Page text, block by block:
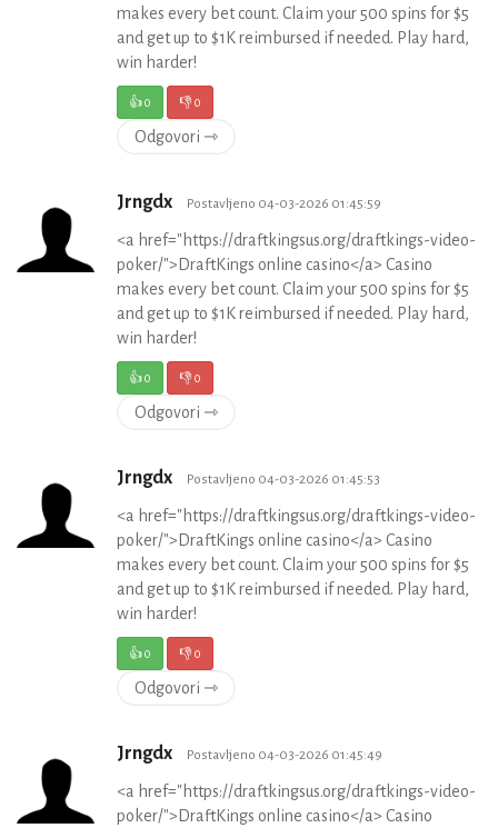
makes every bet count. Claim your 500 spins for $5
and get up to $1K reimbursed if needed. Play hard,
win harder!
👍0 👎0
Odgovori ⇾
Jrngdx Postavljeno 04-03-2026 01:45:59
<a href="https://draftkingsus.org/draftkings-video-
poker/">DraftKings online casino</a> Casino
makes every bet count. Claim your 500 spins for $5
and get up to $1K reimbursed if needed. Play hard,
win harder!
👍0 👎0
Odgovori ⇾
Jrngdx Postavljeno 04-03-2026 01:45:53
<a href="https://draftkingsus.org/draftkings-video-
poker/">DraftKings online casino</a> Casino
makes every bet count. Claim your 500 spins for $5
and get up to $1K reimbursed if needed. Play hard,
win harder!
👍0 👎0
Odgovori ⇾
Jrngdx Postavljeno 04-03-2026 01:45:49
<a href="https://draftkingsus.org/draftkings-video-
poker/">DraftKings online casino</a> Casino